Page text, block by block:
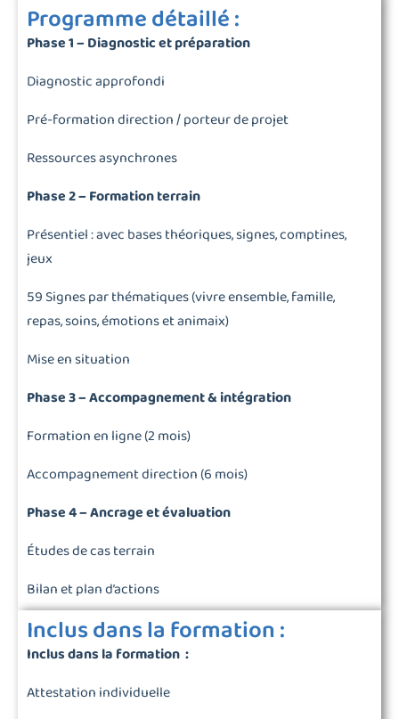
Programme détaillé :
Phase 1 – Diagnostic et préparation
Diagnostic approfondi
Pré-formation direction / porteur de projet
Ressources asynchrones
Phase 2 – Formation terrain
Présentiel : avec bases théoriques, signes, comptines,
jeux
59 Signes par thématiques (vivre ensemble, famille,
repas, soins, émotions et animaix)
Mise en situation
Phase 3 – Accompagnement & intégration
Formation en ligne (2 mois)
Accompagnement direction (6 mois)
Phase 4 – Ancrage et évaluation
Études de cas terrain
Bilan et plan d’actions
Inclus dans la formation :
Inclus dans la formation :
Attestation individuelle